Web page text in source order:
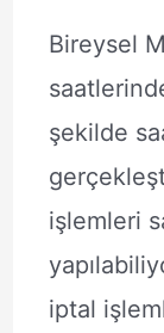
Bireysel
şekilde
işlemleri
iptal